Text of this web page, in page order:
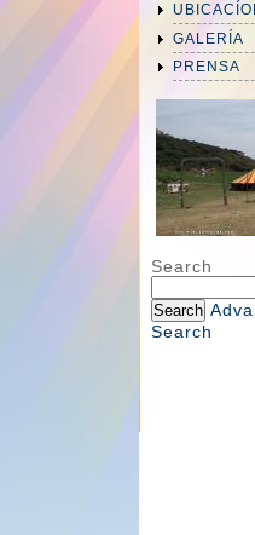
GALERÍA
PRENSA
Search
Search